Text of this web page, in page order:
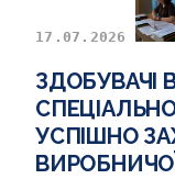
17.07.2026
ЗДОБУВАЧІ
УСПІШНО